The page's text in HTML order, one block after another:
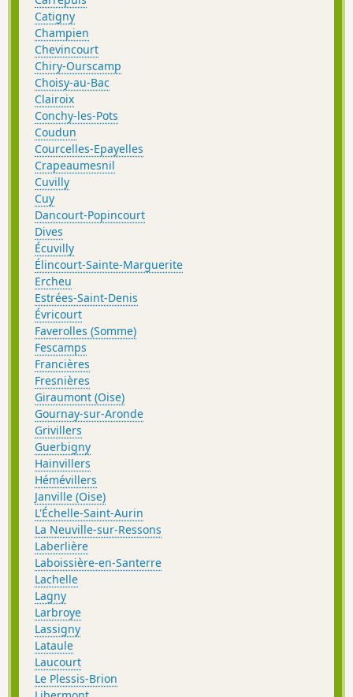
Catigny
Champien
Chevincourt
Chiry-Ourscamp
Choisy-au-Bac
Clairoix
Conchy-les-Pots
Coudun
Courcelles-Epayelles
Crapeaumesnil
Cuvilly
Cuy
Dancourt-Popincourt
Dives
Écuvilly
Élincourt-Sainte-Marguerite
Ercheu
Estrées-Saint-Denis
Évricourt
Faverolles (Somme)
Fescamps
Francières
Fresnières
Giraumont (Oise)
Gournay-sur-Aronde
Grivillers
Guerbigny
Hainvillers
Hémévillers
Janville (Oise)
L'Échelle-Saint-Aurin
La Neuville-sur-Ressons
Laberlière
Laboissière-en-Santerre
Lachelle
Lagny
Larbroye
Lassigny
Lataule
Laucourt
Le Plessis-Brion